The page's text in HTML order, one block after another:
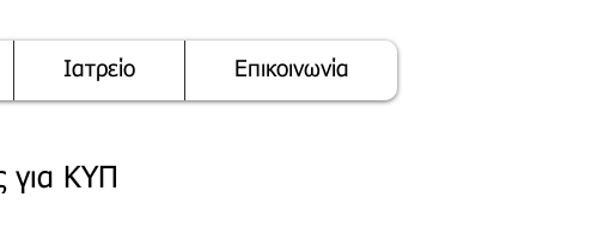
Ιατρείο Επικοινωνία
για ΚΥΠ